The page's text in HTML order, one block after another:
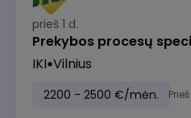
prieš 1 d.
Prekybos procesų
IKI Vilnius
2200 - 2500 €/mėn.